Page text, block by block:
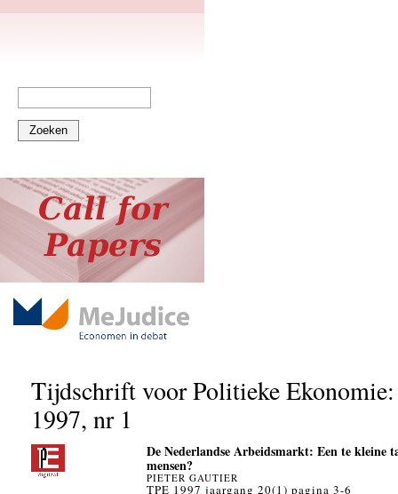
Zoeken
Tijdschrift voor Politieke Ekonomie:
1997, nr 1
De Nederlandse Arbeidsmarkt: Een te kleine
mensen?
PIETER GAUTIER
TPE 1997 jaargang 20(1) pagina 3-6